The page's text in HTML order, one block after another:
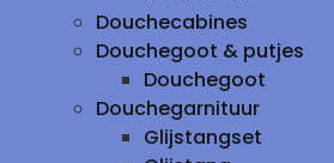
Douchecabines
Douchegoot & putjes
Douchegoot
Douchegarnituur
Glijstangset